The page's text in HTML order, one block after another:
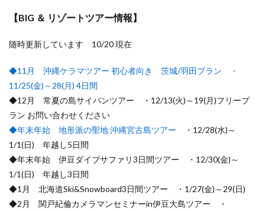
【BIG ＆ リゾートツアー情報】
随時更新しています 10/20 現在
◆11月 沖縄ケラマツアー 初心者向き 茨城/羽田プラン ・
11/25(金)～28(月) 4日間
◆12月 常夏の島サイパンツアー ・12/13(火)～19(月)フリープ
ラン お問い合わせください
◆年末年始 地形派の聖地 沖縄宮古島ツアー ・12/28(水)～
1/1(日) 年越し5日間
◆年末年始 伊豆ダイブサファリ3日間ツアー ・12/30(金)～
1/1(日) 年越し3日間
◆1月 北海道Ski&Snowboard3日間ツアー ・1/27(金)～29(日)
◆2月 関戸紀倫カメラマンセミナーin伊豆大島ツアー ・